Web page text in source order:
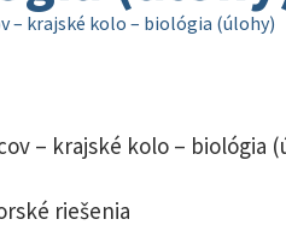
– krajské kolo – biológia (úlohy)
– krajské kolo – biológia
riešenia